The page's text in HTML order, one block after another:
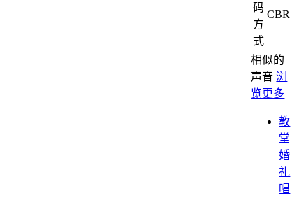
码
方
式
CBR
相似的
声音 浏
览更多
教
堂
婚
礼
唱